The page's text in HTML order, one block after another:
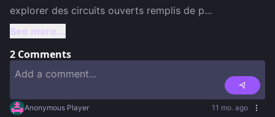
explorer des circuits ouverts remplis de p...
See more...
2 Comments
Anonymous Player 11 mo. ago